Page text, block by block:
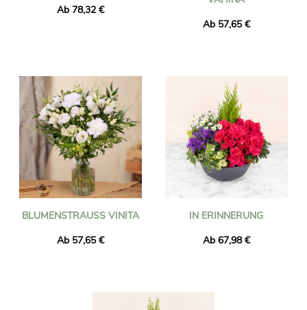
Ab 78,32 €
Ab 57,65 €
BLUMENSTRAUSS VINITA
Ab 57,65 €
IN ERINNERUNG
Ab 67,98 €